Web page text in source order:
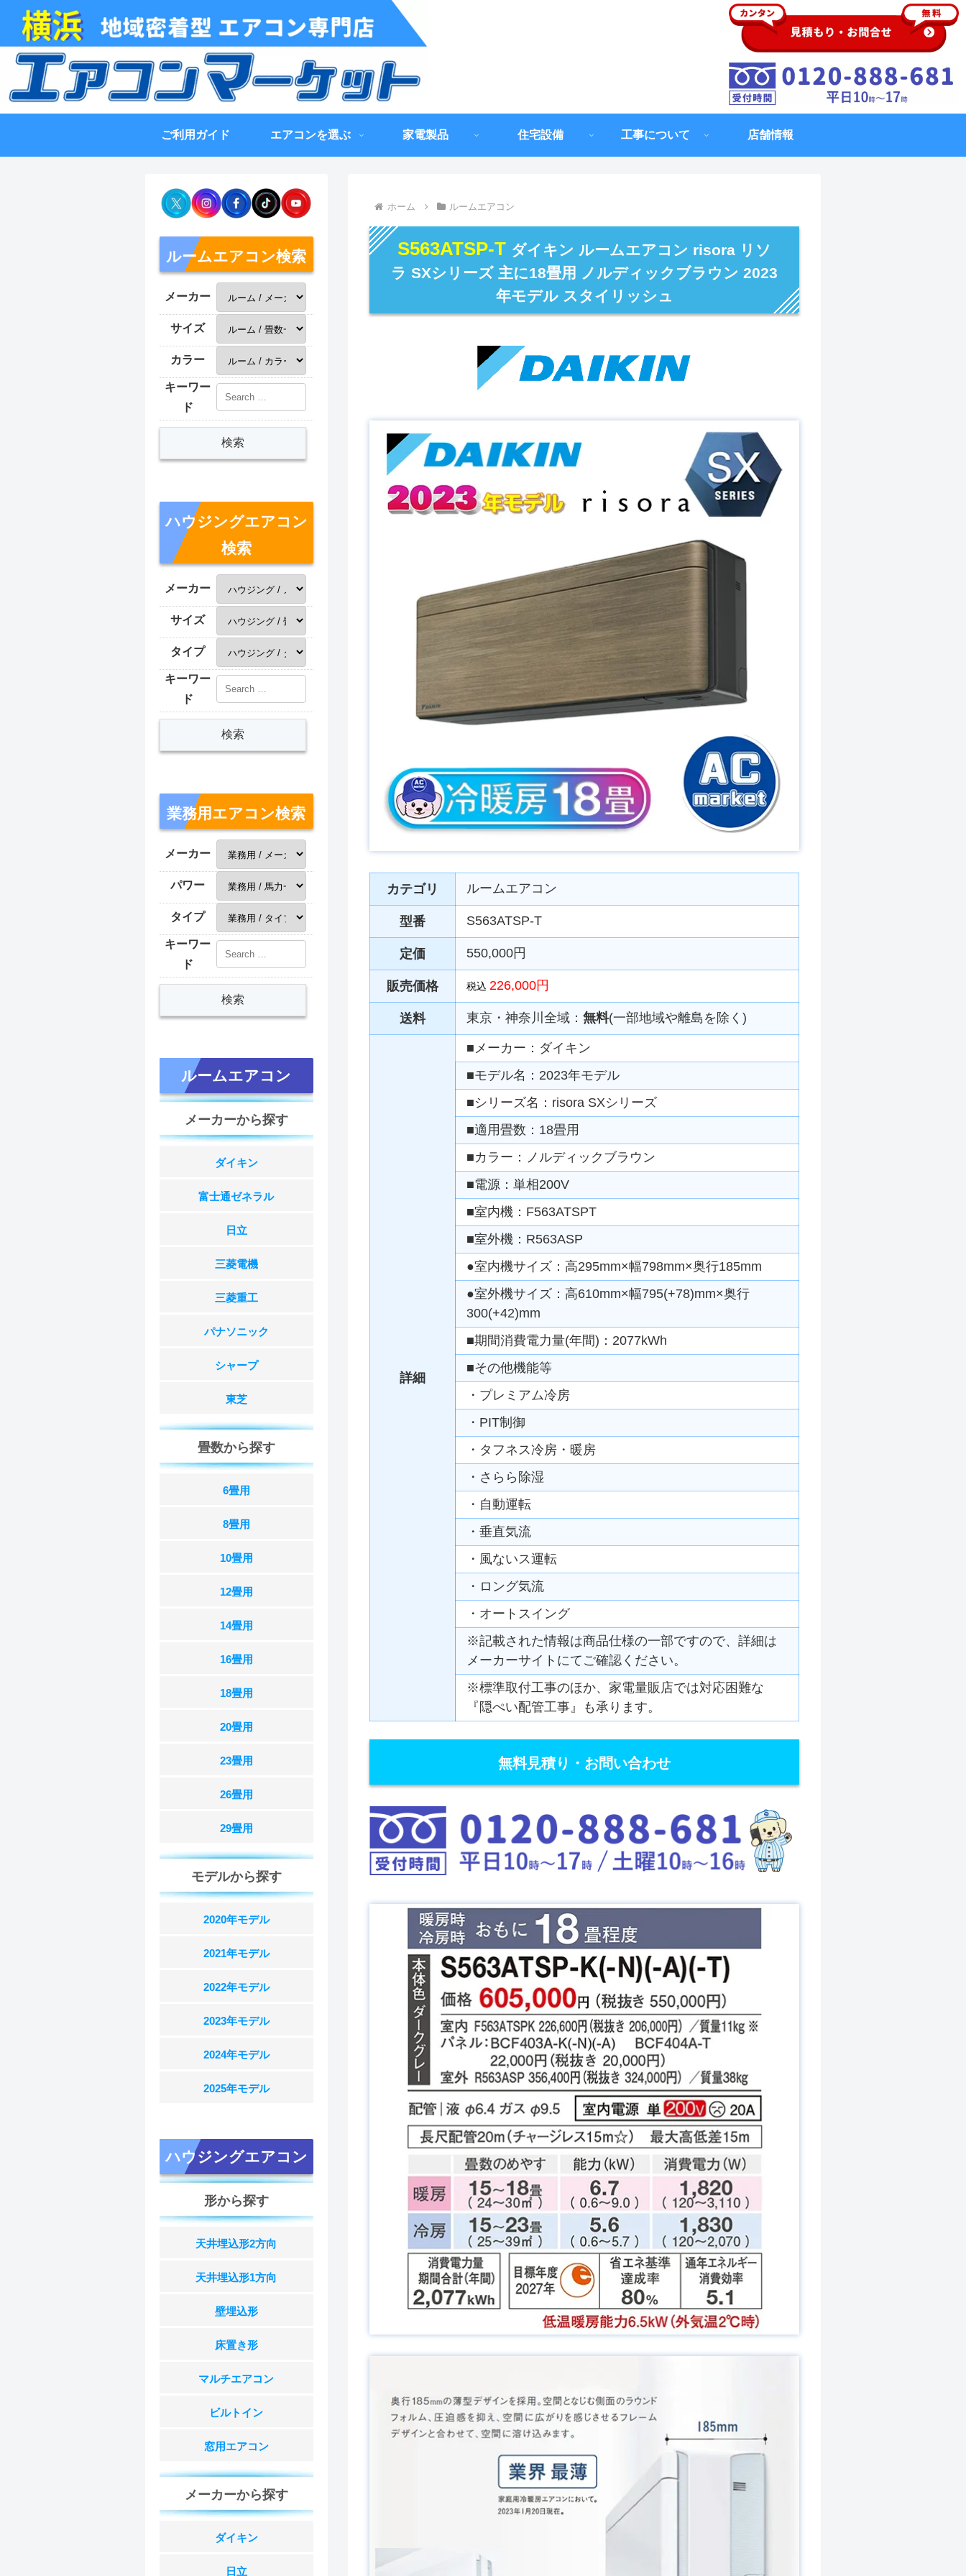
ご利用ガイド エアコンを選ぶ 家電製品 住宅設備 工事について 店舗情報
ホーム ルームエアコン
S563ATSP-T ダイキン ルームエアコン risora リソ
ラ SXシリーズ 主に18畳用 ノルディックブラウン 2023
年モデル スタイリッシュ
カテゴリ ルームエアコン
型番 S563ATSP-T
定価 550,000円
販売価格 税込 226,000円
送料 東京・神奈川全域： 無料(一部地域や離島を除く)
詳細
■メーカー：ダイキン
■モデル名：2023年モデル
■シリーズ名：risora SXシリーズ
■適用畳数：18畳用
■カラー：ノルディックブラウン
■電源：単相200V
■室内機：F563ATSPT
■室外機：R563ASP
●室内機サイズ：高295mm×幅798mm×奥行185mm
●室外機サイズ：高610mm×幅795(+78)mm×奥行
300(+42)mm
■期間消費電力量(年間)：2077kWh
■その他機能等
・プレミアム冷房
・PIT制御
・タフネス冷房・暖房
・さらら除湿
・自動運転
・垂直気流
・風ないス運転
・ロング気流
・オートスイング
※記載された情報は商品仕様の一部ですので、詳細は
メーカーサイトにてご確認ください。
※標準取付工事のほか、家電量販店では対応困難な
『隠ぺい配管工事』も承ります。
無料見積り・お問い合わせ
ルームエアコン検索
メーカー
サイズ
カラー
キーワー
ド
ハウジングエアコン
検索
メーカー
サイズ
タイプ
キーワー
ド
業務用エアコン検索
メーカー
パワー
タイプ
キーワー
ド
ルームエアコン
メーカーから探す
ダイキン
富士通ゼネラル
日立
三菱電機
三菱重工
パナソニック
シャープ
東芝
畳数から探す
6畳用
8畳用
10畳用
12畳用
14畳用
16畳用
18畳用
20畳用
23畳用
26畳用
29畳用
モデルから探す
2020年モデル
2021年モデル
2022年モデル
2023年モデル
2024年モデル
2025年モデル
ハウジングエアコン
形から探す
天井埋込形2方向
天井埋込形1方向
壁埋込形
床置き形
マルチエアコン
ビルトイン
窓用エアコン
メーカーから探す
ダイキン
日立